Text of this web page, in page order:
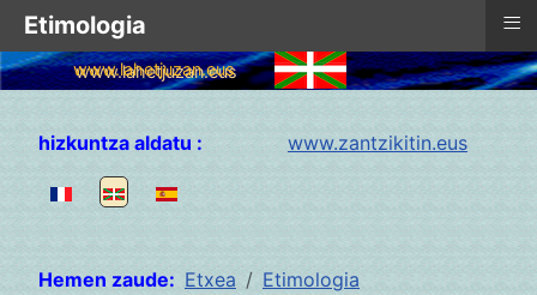
www.lahetjuzan.eus
Hautatu zure hizkuntza
hizkuntza aldatu : www.zantzikitin.eus
Hemen zaude: Etxea
Etimologia
Etimologia ≡